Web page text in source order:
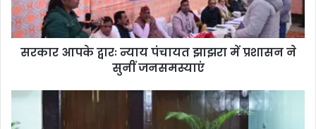
सरकार आपके द्वारः न्याय पंचायत झाझरा में प्रशासन ने
सुनीं जनसमस्याएं